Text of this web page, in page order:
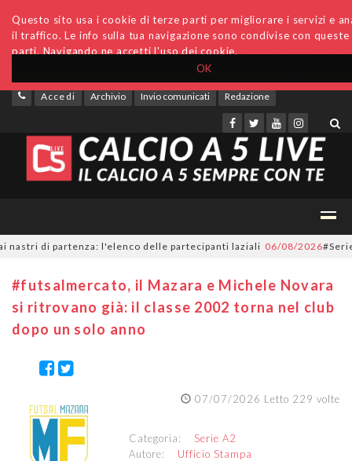
OK
Questo sito usa i cookie di terze parti per migliorare i servizi e
il traffico. Le info sulla tua navigazione sono condivise con
parti. Navigando ne accetti l'uso dei cookie.
Accedi Archivio Invio comunicati Redazione
di partenza: l'elenco delle partecipanti laziali 06/08/2026
#futsalmercato, il Mazara e Michele Novara
si ritrovano già: il classe 2002 torna nel club
dopo un solo anno
07/07/2026 Letto 229 volte
Categoria: Serie A2
Autore: Ufficio Stampa